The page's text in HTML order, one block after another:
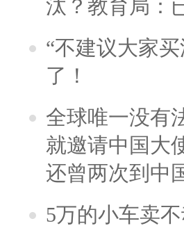
汰？教育局：
“不建议大家
了！
全球唯一没有
就邀请中国大
还曾两次到中
5万的小车卖